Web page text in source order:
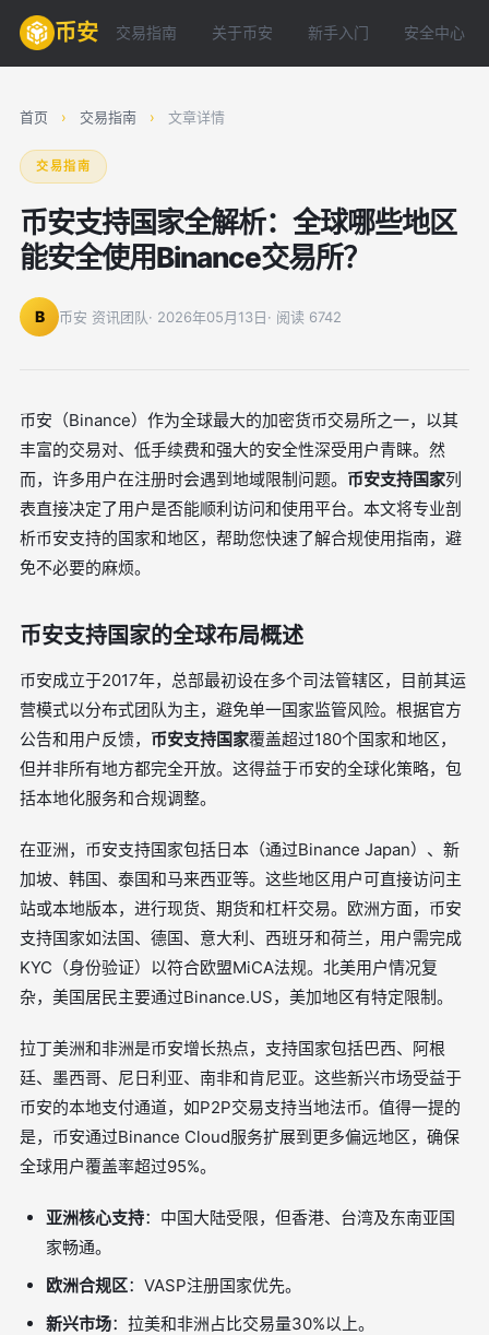
币安 交易指南 关于币安 新手入门 安全中心
首页 › 交易指南 › 文章详情
交易指南
币安支持国家全解析：全球哪些地区
能安全使用Binance交易所？
B 币安 资讯团队· 2026年05月13日· 阅读 6742
币安（Binance）作为全球最大的加密货币交易所之一，以其
丰富的交易对、低手续费和强大的安全性深受用户青睐。然
而，许多用户在注册时会遇到地域限制问题。 币安支持国家列
表直接决定了用户是否能顺利访问和使用平台。本文将专业剖
析币安支持的国家和地区，帮助您快速了解合规使用指南，避
免不必要的麻烦。
币安支持国家的全球布局概述
币安成立于2017年，总部最初设在多个司法管辖区，目前其运
营模式以分布式团队为主，避免单一国家监管风险。根据官方
公告和用户反馈， 币安支持国家覆盖超过180个国家和地区，
但并非所有地方都完全开放。这得益于币安的全球化策略，包
括本地化服务和合规调整。
在亚洲，币安支持国家包括日本（通过Binance Japan）、新
加坡、韩国、泰国和马来西亚等。这些地区用户可直接访问主
站或本地版本，进行现货、期货和杠杆交易。欧洲方面，币安
支持国家如法国、德国、意大利、西班牙和荷兰，用户需完成
KYC（身份验证）以符合欧盟MiCA法规。北美用户情况复
杂，美国居民主要通过Binance.US，美加地区有特定限制。
拉丁美洲和非洲是币安增长热点，支持国家包括巴西、阿根
廷、墨西哥、尼日利亚、南非和肯尼亚。这些新兴市场受益于
币安的本地支付通道，如P2P交易支持当地法币。值得一提的
是，币安通过Binance Cloud服务扩展到更多偏远地区，确保
全球用户覆盖率超过95%。
亚洲核心支持：中国大陆受限，但香港、台湾及东南亚国
家畅通。
欧洲合规区：VASP注册国家优先。
新兴市场：拉美和非洲占比交易量30%以上。